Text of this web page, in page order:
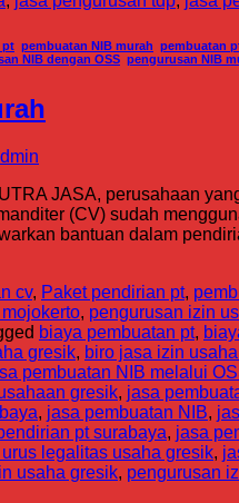
pt pembuatan NIB murah pembuatan
NIB dengan OSS pengurusan NIB
JASA, perusahaan
(CV) sudah
bantuan dalam
cv, Paket pendirian pt,
, pengurusan izin
biaya pembuatan pt,
gresik, biro jasa izin
pembuatan NIB melalui
gresik, jasa
, jasa pembuatan NIB,
pt surabaya, jasa
legalitas usaha gresik,
usaha gresik, pengurusan